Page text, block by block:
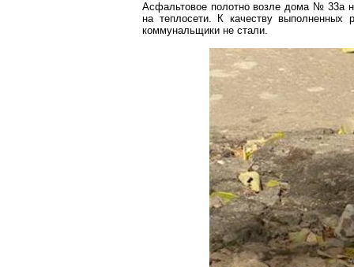
Асфальтовое полотно возле дома № 33а
на теплосети. К качеству выполненных
коммунальщики не стали.